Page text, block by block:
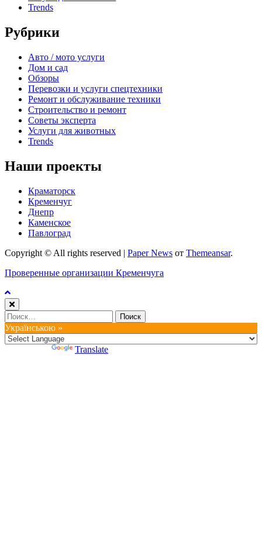
Trends
Рубрики
Авто / мото услуги
Дом и сад
Обзоры
Перевозки и услуги спецтехники
Ремонт и обслуживание техники
Строительство и ремонт
Советы эксперта
Услуги для животных
Trends
Наши проекты
Краматорск
Кременчуг
Днепр
Каменское
Павлоград
Copyright © All rights reserved | Paper News от Themeansar.
Проверенные организации Кременчуга
Найти:
Українською »
Translate